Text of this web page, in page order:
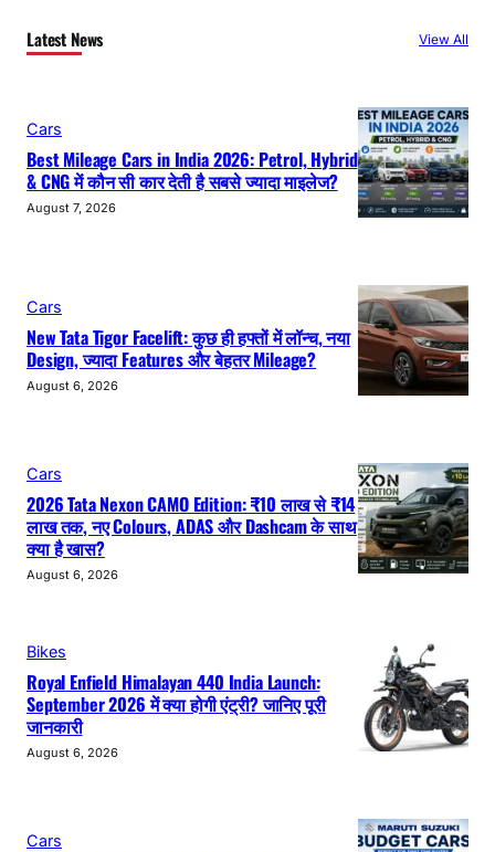
Latest News View All
Cars
Best Mileage Cars in India 2026: Petrol, Hybrid
& CNG में कौन सी कार देती है सबसे ज्यादा माइलेज?
August 7, 2026
Cars
New Tata Tigor Facelift: कुछ ही हफ्तों में लॉन्च, नया
Design, ज्यादा Features और बेहतर Mileage?
August 6, 2026
Cars
2026 Tata Nexon CAMO Edition: ₹10 लाख से ₹14
लाख तक, नए Colours, ADAS और Dashcam के साथ
क्या है खास?
August 6, 2026
Bikes
Royal Enfield Himalayan 440 India Launch:
September 2026 में क्या होगी एंट्री? जानिए पूरी
जानकारी
August 6, 2026
Cars